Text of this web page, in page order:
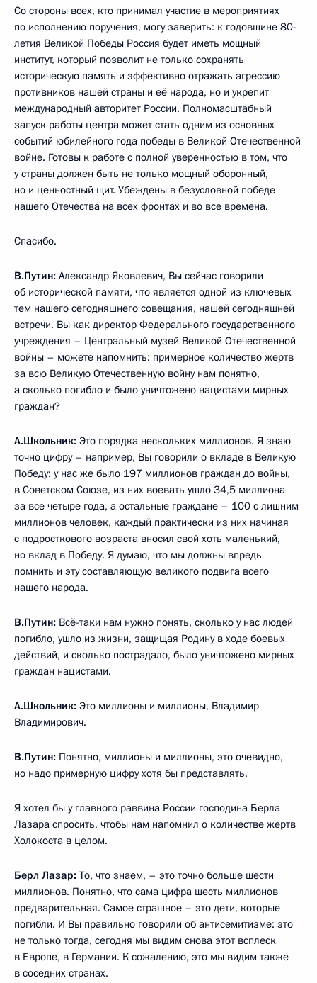
Со стороны всех, кто принимал участие в мероприятиях
по исполнению поручения, могу заверить: к годовщине 80-
летия Великой Победы Россия будет иметь мощный
институт, который позволит не только сохранять
историческую память и эффективно отражать агрессию
противников нашей страны и её народа, но и укрепит
международный авторитет России. Полномасштабный
запуск работы центра может стать одним из основных
событий юбилейного года победы в Великой Отечественной
войне. Готовы к работе с полной уверенностью в том, что
у страны должен быть не только мощный оборонный,
но и ценностный щит. Убеждены в безусловной победе
нашего Отечества на всех фронтах и во все времена.
Спасибо.
В.Путин: Александр Яковлевич, Вы сейчас говорили
об исторической памяти, что является одной из ключевых
тем нашего сегодняшнего совещания, нашей сегодняшней
встречи. Вы как директор Федерального государственного
учреждения – Центральный музей Великой Отечественной
войны – можете напомнить: примерное количество жертв
за всю Великую Отечественную войну нам понятно,
а сколько погибло и было уничтожено нацистами мирных
граждан?
А.Школьник: Это порядка нескольких миллионов. Я знаю
точно цифру – например, Вы говорили о вкладе в Великую
Победу: у нас же было 197 миллионов граждан до войны,
в Советском Союзе, из них воевать ушло 34,5 миллиона
за все четыре года, а остальные граждане – 100 с лишним
миллионов человек, каждый практически из них начиная
с подросткового возраста вносил свой хоть маленький,
но вклад в Победу. Я думаю, что мы должны впредь
помнить и эту составляющую великого подвига всего
нашего народа.
В.Путин: Всё-таки нам нужно понять, сколько у нас людей
погибло, ушло из жизни, защищая Родину в ходе боевых
действий, и сколько пострадало, было уничтожено мирных
граждан нацистами.
А.Школьник: Это миллионы и миллионы, Владимир
Владимирович.
В.Путин: Понятно, миллионы и миллионы, это очевидно,
но надо примерную цифру хотя бы представлять.
Я хотел бы у главного раввина России господина Берла
Лазара спросить, чтобы нам напомнил о количестве жертв
Холокоста в целом.
Берл Лазар: То, что знаем, – это точно больше шести
миллионов. Понятно, что сама цифра шесть миллионов
предварительная. Самое страшное – это дети, которые
погибли. И Вы правильно говорили об антисемитизме: это
не только тогда, сегодня мы видим снова этот всплеск
в Европе, в Германии. К сожалению, это мы видим также
в соседних странах.